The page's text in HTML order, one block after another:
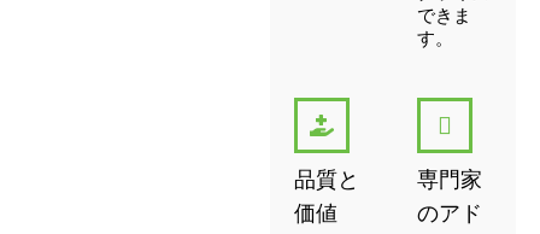
できま
す。
品質と
価値
専門家
のアド